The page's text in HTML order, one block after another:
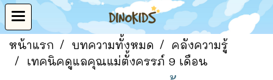
หน้าแรก บทความทั้งหมด
คลังความรู้
เทคนิคดูแลคุณแม่ตั้งครรภ์ 9 เดือน